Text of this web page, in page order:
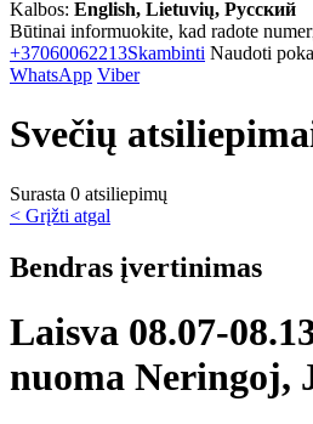
Kalbos: English, Lietuvių, Русский
Būtinai informuokite, kad radote
+37060062213Skambinti Naudoti
WhatsApp Viber
Svečių
Surasta 0 atsiliepimų
< Grįžti atgal
Bendras įvertinimas
Laisva 08.07-
nuoma Neringoj,